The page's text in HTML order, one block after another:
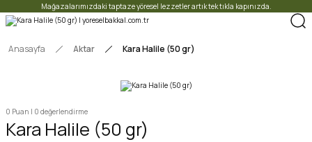
Mağazalarımızdaki taptaze yöresel lezzetler artık tek tıkla kapınızda.
Anasayfa Aktar Kara Halile (50 gr)
0 Puan | 0 değerlendirme
Kara Halile (50 gr)